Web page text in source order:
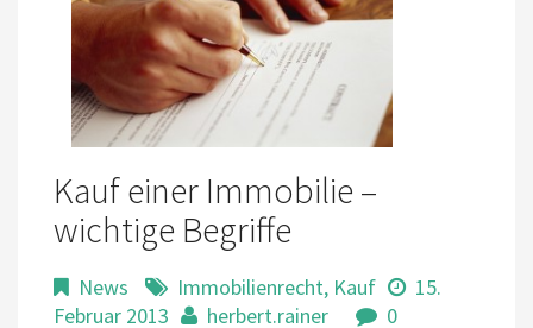
Kauf einer Immobilie –
wichtige Begriffe
News Immobilienrecht, Kauf
15.
Februar 2013
herbert.rainer
0